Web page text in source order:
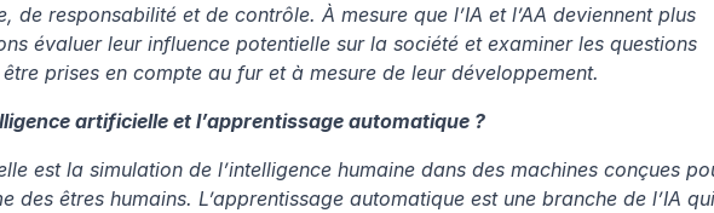
de responsabilité et de contrôle. À mesure que l’IA et l’AA deviennent plus
évaluer leur influence potentielle sur la société et examiner les questions
prises en compte au fur et à mesure de leur développement.
artificielle et l’apprentissage automatique ?
est la simulation de l’intelligence humaine dans des machines conçues
des êtres humains. L’apprentissage automatique est une branche de l’IA qui